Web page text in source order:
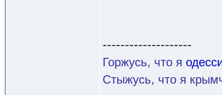
--------------------
Горжусь, что я
Стыжусь, что я